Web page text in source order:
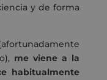
y de forma
me viene a la
habitualmente